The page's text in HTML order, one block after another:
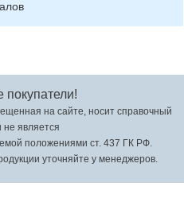
на сайте, носит справочный
не является
положениями ст. 437 ГК РФ.
уточняйте у менеджеров.